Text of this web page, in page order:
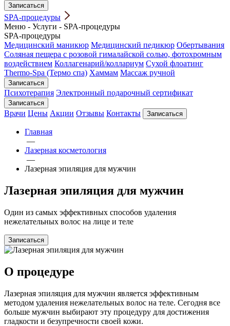
Записаться
SPA-процедуры
Меню - Услуги - SPA-процедуры
SPA-процедуры
Медицинский маникюр Медицинский педикюр Обертывания
Соляная пещера с розовой гималайской солью, фотохромным
воздействием Коллагенарий/коллариум Сухой флоатинг
Thermo-Spa (Термо спа) Хаммам Массаж ручной
Записаться
Психотерапия Электронный подарочный сертификат
Записаться
Врачи Цены Акции Отзывы Контакты Записаться
Главная
—
Лазерная косметология
—
Лазерная эпиляция для мужчин
Лазерная эпиляция для мужчин
Один из самых эффективных способов удаления
нежелательных волос на лице и теле
Записаться
О процедуре
Лазерная эпиляция для мужчин является эффективным
методом удаления нежелательных волос на теле. Сегодня все
больше мужчин выбирают эту процедуру для достижения
гладкости и безупречности своей кожи.